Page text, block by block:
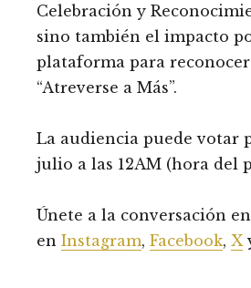
Celebración y
sino también el impacto
plataforma para
“Atreverse a Más”.
La audiencia puede votar
julio a las 12AM (hora del
Únete a la conversación
en Instagram, Facebook, X